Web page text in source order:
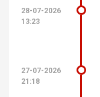
28-07-2026
13:23
27-07-2026
21:18